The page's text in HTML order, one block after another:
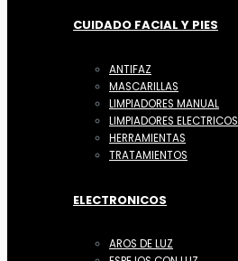
CUIDADO FACIAL Y PIES
ANTIFAZ
MASCARILLAS
LIMPIADORES MANUAL
LIMPIADORES ELECTRICOS
HERRAMIENTAS
TRATAMIENTOS
ELECTRONICOS
AROS DE LUZ